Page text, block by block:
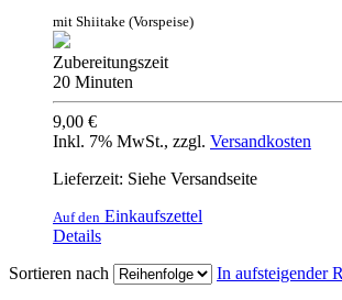
mit Shiitake (Vorspeise)
Zubereitungszeit
20 Minuten
9,00 €
Inkl. 7% MwSt., zzgl. Versandkosten
Lieferzeit: Siehe Versandseite
Auf den Einkaufszettel
Details
Sortieren nach
In aufsteigender